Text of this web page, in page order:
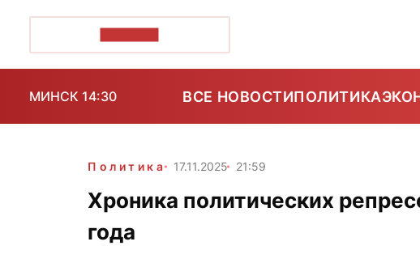
МИНСК 14:30 ВСЕ НОВОСТИПОЛИТИКА
Политика 17.11.2025 21:59
Хроника политических
года